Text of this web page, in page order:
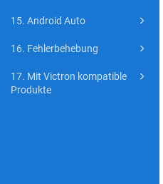
15. Android Auto
16. Fehlerbehebung
17. Mit Victron kompatible
Produkte